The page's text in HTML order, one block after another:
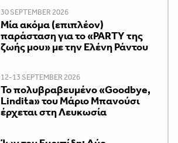
30 SEPTEMBER 2026
Μία ακόμα (επιπλέον)
παράσταση για το «PARTY της
ζωής μου» με την Ελένη Ράντου
12-13 SEPTEMBER 2026
Το πολυβραβευμένο «Goodbye,
Lindita» του Μάριο Μπανούσι
έρχεται στη Λευκωσία